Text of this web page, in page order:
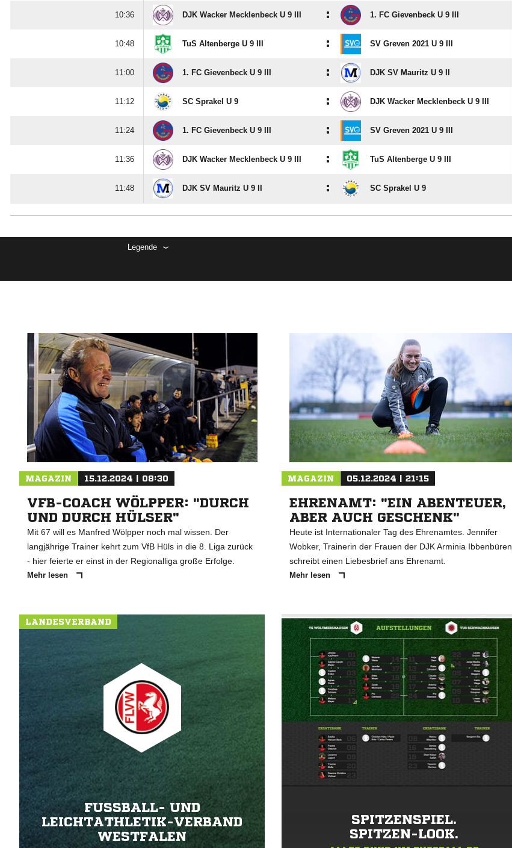
 DJK Wacker Mecklenbeck U 9 III : 1. FC Gievenbeck U 9 III
 TuS Altenberge U 9 III : SV Greven 2021 U 9 III
 1. FC Gievenbeck U 9 III : DJK SV Mauritz U 9 II
 SC Sprakel U 9 : DJK Wacker Mecklenbeck U 9 III
 1. FC Gievenbeck U 9 III : SV Greven 2021 U 9 III
 DJK Wacker Mecklenbeck U 9 III : TuS Altenberge U 9 III
 DJK SV Mauritz U 9 II : SC Sprakel U 9
Legende
MAGAZIN 15.12.2024 | 08:30
VFB-COACH WÖLPPER: "DURCH
UND DURCH HÜLSER"
Mit 67 will es Manfred Wölpper noch mal wissen. Der
langjährige Trainer kehrt zum VfB Hüls in die 8. Liga zurück
- hier feierte er einst in der Regionalliga große Erfolge.
Mehr lesen
MAGAZIN 05.12.2024 | 21:15
EHRENAMT: "EIN ABENTEUER,
ABER AUCH GESCHENK"
Heute ist Internationaler Tag des Ehrenamtes. Jennifer
Wobker, Trainerin der Frauen der DJK Arminia Ibbenbüren,
schreibt einen Liebesbrief ans Ehrenamt.
Mehr lesen
LANDESVERBAND
FUSSBALL- UND L
EICHTATHLETIK-VERBAND W
ESTFALEN
SPITZENSPIEL.
SPITZEN-LOOK.